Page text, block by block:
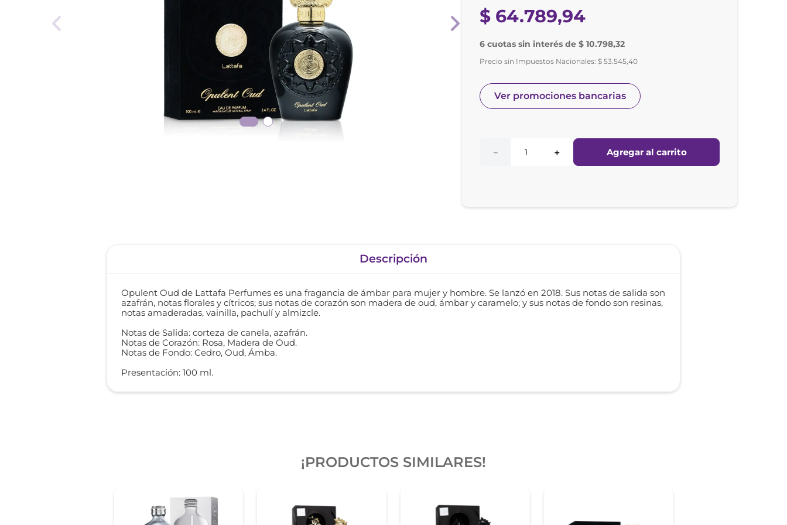
$ 64.789,94
6 cuotas sin interés de $ 10.798,32
Precio sin Impuestos Nacionales:$ 53.545,40
Ver promociones bancarias
＋
－ Agregar al carrito
Descripción
Opulent Oud de Lattafa Perfumes es una fragancia de ámbar para mujer y hombre. Se lanzó en 2018. Sus notas de salida son
azafrán, notas florales y cítricos; sus notas de corazón son madera de oud, ámbar y caramelo; y sus notas de fondo son resinas,
notas amaderadas, vainilla, pachulí y almizcle.
Notas de Salida: corteza de canela, azafrán.
Notas de Corazón: Rosa, Madera de Oud.
Notas de Fondo: Cedro, Oud, Ámba.
Presentación: 100 ml.
¡PRODUCTOS SIMILARES!